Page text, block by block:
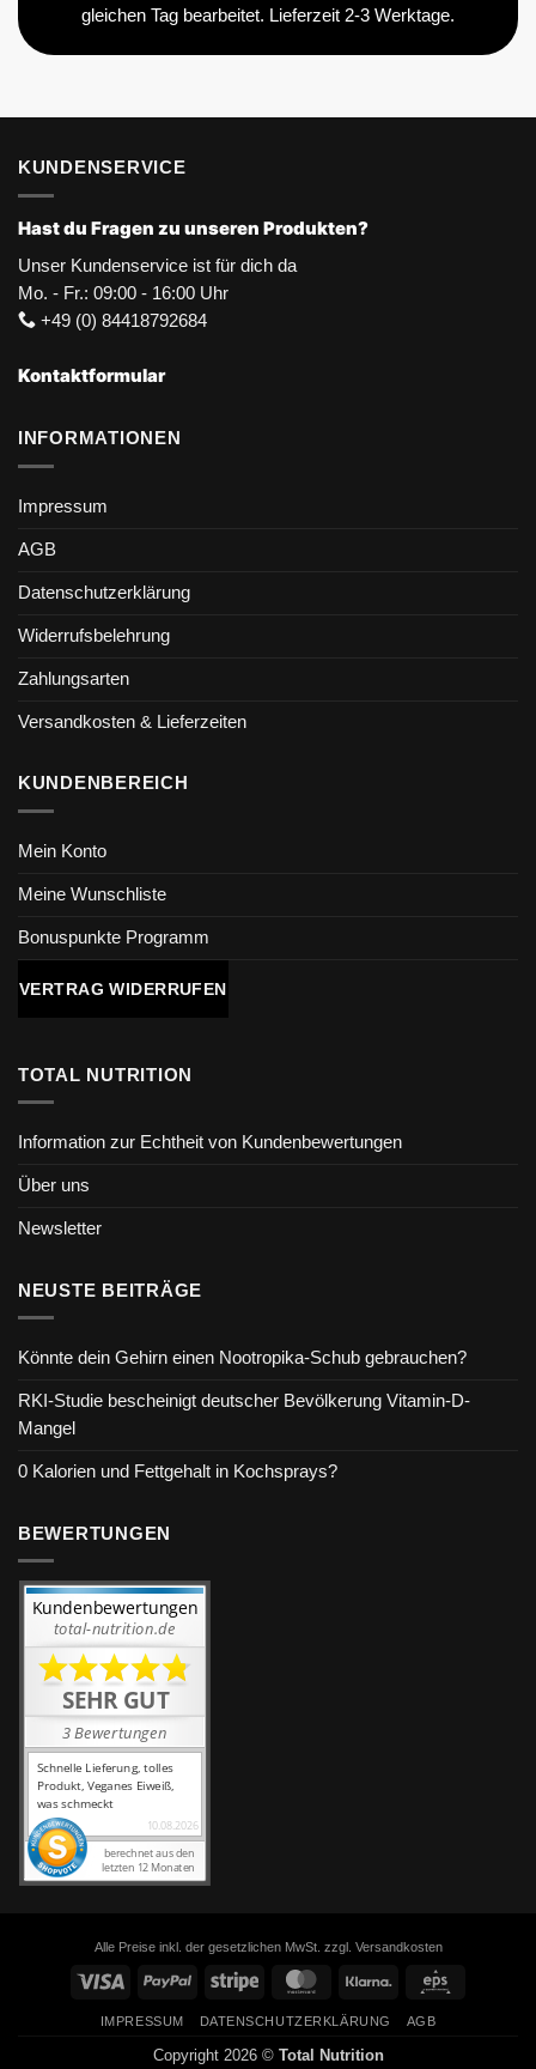
gleichen Tag bearbeitet. Lieferzeit 2-3 Werktage.
KUNDENSERVICE
Hast du Fragen zu unseren Produkten?
Unser Kundenservice ist für dich da
Mo. - Fr.: 09:00 - 16:00 Uhr
+49 (0) 84418792684
Kontaktformular
INFORMATIONEN
Impressum
AGB
Datenschutzerklärung
Widerrufsbelehrung
Zahlungsarten
Versandkosten & Lieferzeiten
KUNDENBEREICH
Mein Konto
Meine Wunschliste
Bonuspunkte Programm
VERTRAG WIDERRUFEN
TOTAL NUTRITION
Information zur Echtheit von Kundenbewertungen
Über uns
Newsletter
NEUSTE BEITRÄGE
Könnte dein Gehirn einen Nootropika-Schub gebrauchen?
RKI-Studie bescheinigt deutscher Bevölkerung Vitamin-D-
Mangel
0 Kalorien und Fettgehalt in Kochsprays?
BEWERTUNGEN
Alle Preise inkl. der gesetzlichen MwSt. zzgl. Versandkosten
Visa PayPal Stripe MasterCard Klarna
IMPRESSUM DATENSCHUTZERKLÄRUNG AGB
Copyright 2026 © Total Nutrition